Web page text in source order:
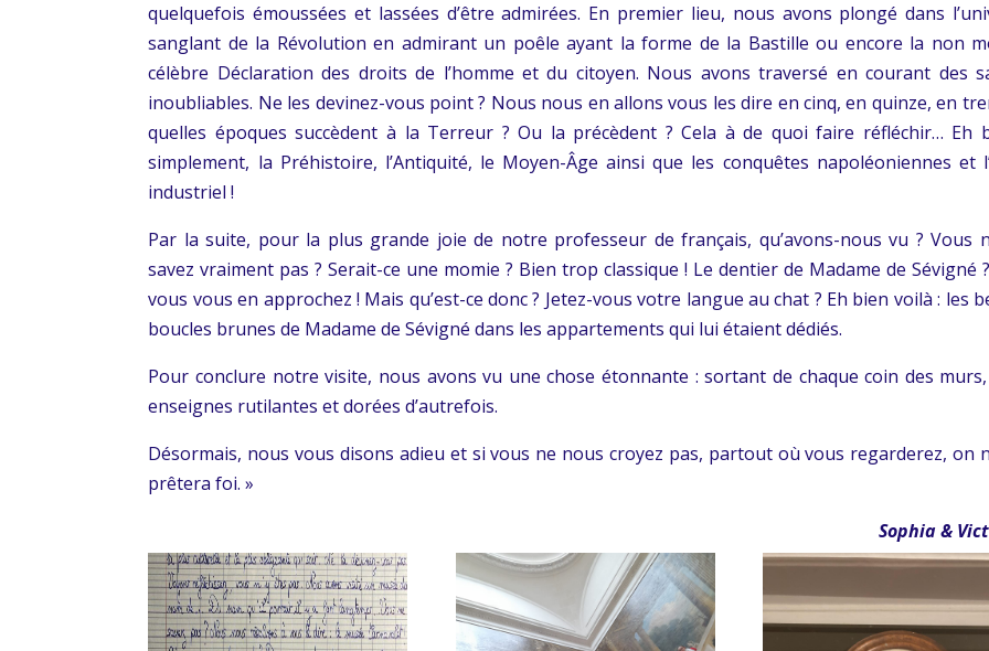
quelquefois émoussées et lassées d’être admirées. En premier lieu, nous avons plongé dans
sanglant de la Révolution en admirant un poêle ayant la forme de la Bastille ou encore la non
célèbre Déclaration des droits de l’homme et du citoyen. Nous avons traversé en courant des
inoubliables. Ne les devinez-vous point ? Nous nous en allons vous les dire en cinq, en quinze, en
quelles époques succèdent à la Terreur ? Ou la précèdent ? Cela à de quoi faire réfléchir… Eh
simplement, la Préhistoire, l’Antiquité, le Moyen-Âge ainsi que les conquêtes napoléoniennes et
industriel !
Par la suite, pour la plus grande joie de notre professeur de français, qu’avons-nous vu ? Vous
savez vraiment pas ? Serait-ce une momie ? Bien trop classique ! Le dentier de Madame de Sévigné
vous vous en approchez ! Mais qu’est-ce donc ? Jetez-vous votre langue au chat ? Eh bien voilà : les
boucles brunes de Madame de Sévigné dans les appartements qui lui étaient dédiés.
Pour conclure notre visite, nous avons vu une chose étonnante : sortant de chaque coin des
enseignes rutilantes et dorées d’autrefois.
Désormais, nous vous disons adieu et si vous ne nous croyez pas, partout où vous regarderez, on
prêtera foi. »
Sophia &